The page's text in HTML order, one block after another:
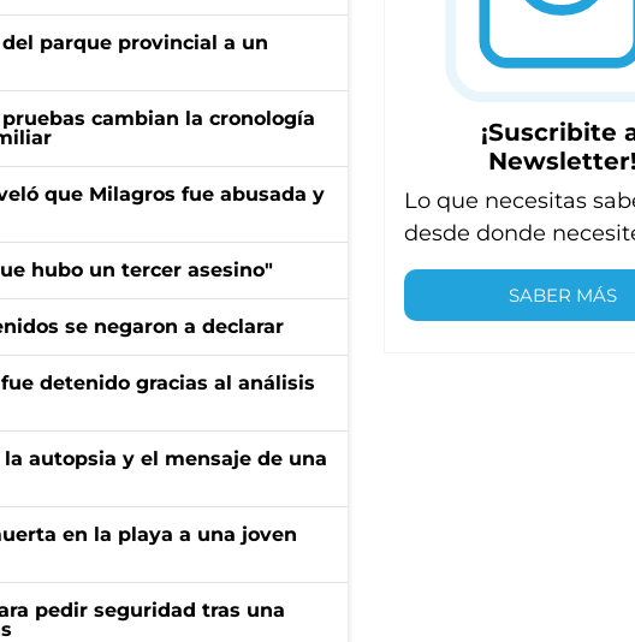
parque provincial a un
cambian la cronología
que Milagros fue abusada y
hubo un tercer asesino"
se negaron a declarar
detenido gracias al análisis
autopsia y el mensaje de una
en la playa a una joven
pedir seguridad tras una
¡Suscribite
Newsletter!
Lo que necesitas
desde donde
SABER MÁS